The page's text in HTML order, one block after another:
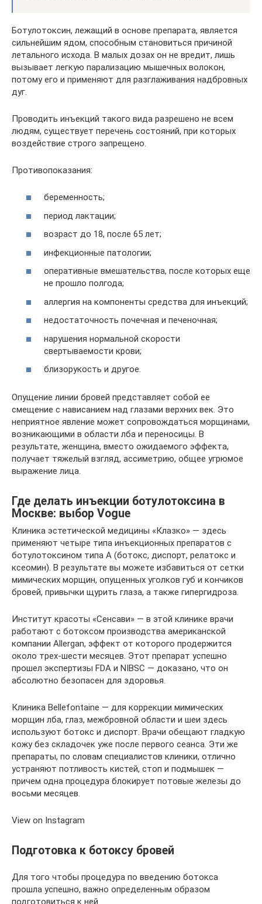
Ботулотоксин, лежащий в основе препарата, является
сильнейшим ядом, способным становиться причиной
летального исхода. В малых дозах он не вредит, лишь
вызывает легкую парализацию мышечных волокон,
потому его и применяют для разглаживания надбровных
дуг.
Проводить инъекций такого вида разрешено не всем
людям, существует перечень состояний, при которых
воздействие строго запрещено.
Противопоказания:
беременность;
период лактации;
возраст до 18, после 65 лет;
инфекционные патологии;
оперативные вмешательства, после которых еще
не прошло полгода;
аллергия на компоненты средства для инъекций;
недостаточность почечная и печеночная;
нарушения нормальной скорости
свертываемости крови;
близорукость и другое.
Опущение линии бровей представляет собой ее
смещение с нависанием над глазами верхних век. Это
неприятное явление может сопровождаться морщинами,
возникающими в области лба и переносицы. В
результате, женщина, вместо ожидаемого эффекта,
получает тяжелый взгляд, ассиметрию, общее угрюмое
выражение лица.
Где делать инъекции ботулотоксина в
Москве: выбор Vogue
Клиника эстетической медицины «Клазко» — здесь
применяют четыре типа инъекционных препаратов с
ботулотоксином типа А (ботокс, диспорт, релатокс и
ксеомин). В результате вы можете избавиться от сетки
мимических морщин, опущенных уголков губ и кончиков
бровей, привычки щурить глаза, а также гипергидроза.
Институт красоты «Сенсави» — в этой клинике врачи
работают с ботоксом производства американской
компании Allergan, эффект от которого продержится
около трех-шести месяцев. Этот препарат успешно
прошел экспертизы FDA и NIBSC — доказано, что он
абсолютно безопасен для здоровья.
Клиника Bellefontaine — для коррекции мимических
морщин лба, глаз, межбровной области и шеи здесь
используют ботокс и диспорт. Врачи обещают гладкую
кожу без складочек уже после первого сеанса. Эти же
препараты, по словам специалистов клиники, отлично
устраняют потливость кистей, стоп и подмышек —
причем одна процедура блокирует потовые железы до
восьми месяцев.
View on Instagram
Подготовка к ботоксу бровей
Для того чтобы процедура по введению ботокса
прошла успешно, важно определенным образом
подготовиться к ней.